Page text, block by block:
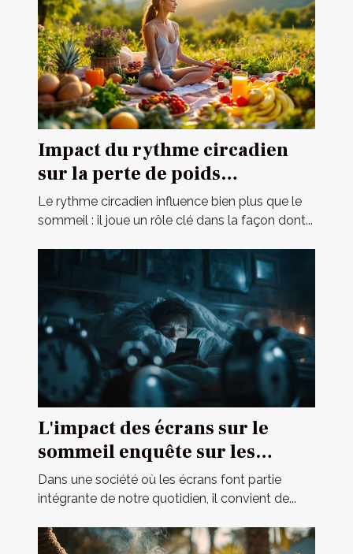
Impact du rythme circadien
sur la perte de poids
abdominale
Le rythme circadien influence bien plus que le
sommeil : il joue un rôle clé dans la façon dont...
L'impact des écrans sur le
sommeil enquête sur les
meilleures pratiques pour une
hygiène numérique
Dans une société où les écrans font partie
intégrante de notre quotidien, il convient de...